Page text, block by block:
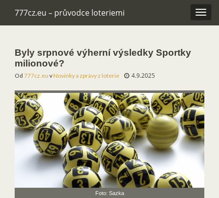
777cz.eu – průvodce loteriemi
Byly srpnové výherní výsledky Sportky
milionové?
Od 777cz.eu vNovinky a zprávy z loterie 4.9.2025
Foto: Sazka